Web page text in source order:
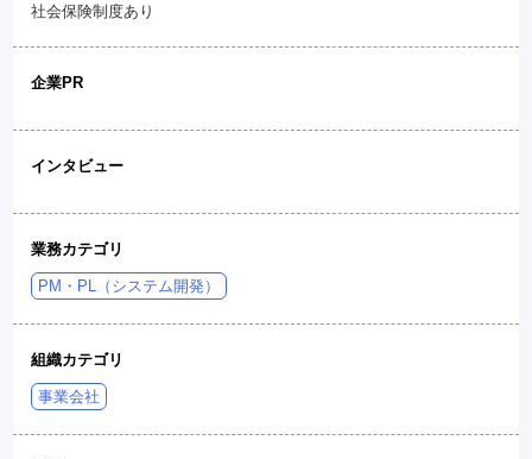
社会保険制度あり
企業PR
インタビュー
業務カテゴリ
PM・PL（システム開発）
組織カテゴリ
事業会社